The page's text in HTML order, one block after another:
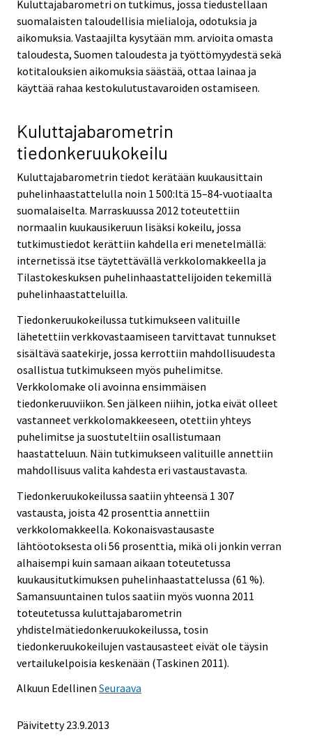
Kuluttajabarometri on tutkimus, jossa tiedustellaan
suomalaisten taloudellisia mielialoja, odotuksia ja
aikomuksia. Vastaajilta kysytään mm. arvioita omasta
taloudesta, Suomen taloudesta ja työttömyydestä sekä
kotitalouksien aikomuksia säästää, ottaa lainaa ja
käyttää rahaa kestokulutustavaroiden ostamiseen.
Kuluttajabarometrin
tiedonkeruukokeilu
Kuluttajabarometrin tiedot kerätään kuukausittain
puhelinhaastattelulla noin 1 500:ltä 15–84-vuotiaalta
suomalaiselta. Marraskuussa 2012 toteutettiin
normaalin kuukausikeruun lisäksi kokeilu, jossa
tutkimustiedot kerättiin kahdella eri menetelmällä:
internetissä itse täytettävällä verkkolomakkeella ja
Tilastokeskuksen puhelinhaastattelijoiden tekemillä
puhelinhaastatteluilla.
Tiedonkeruukokeilussa tutkimukseen valituille
lähetettiin verkkovastaamiseen tarvittavat tunnukset
sisältävä saatekirje, jossa kerrottiin mahdollisuudesta
osallistua tutkimukseen myös puhelimitse.
Verkkolomake oli avoinna ensimmäisen
tiedonkeruuviikon. Sen jälkeen niihin, jotka eivät olleet
vastanneet verkkolomakkeeseen, otettiin yhteys
puhelimitse ja suostuteltiin osallistumaan
haastatteluun. Näin tutkimukseen valituille annettiin
mahdollisuus valita kahdesta eri vastaustavasta.
Tiedonkeruukokeilussa saatiin yhteensä 1 307
vastausta, joista 42 prosenttia annettiin
verkkolomakkeella. Kokonaisvastausaste
lähtöotoksesta oli 56 prosenttia, mikä oli jonkin verran
alhaisempi kuin samaan aikaan toteutetussa
kuukausitutkimuksen puhelinhaastattelussa (61 %).
Samansuuntainen tulos saatiin myös vuonna 2011
toteutetussa kuluttajabarometrin
yhdistelmätiedonkeruukokeilussa, tosin
tiedonkeruukokeilujen vastausasteet eivät ole täysin
vertailukelpoisia keskenään (Taskinen 2011).
Alkuun Edellinen Seuraava
Päivitetty 23.9.2013